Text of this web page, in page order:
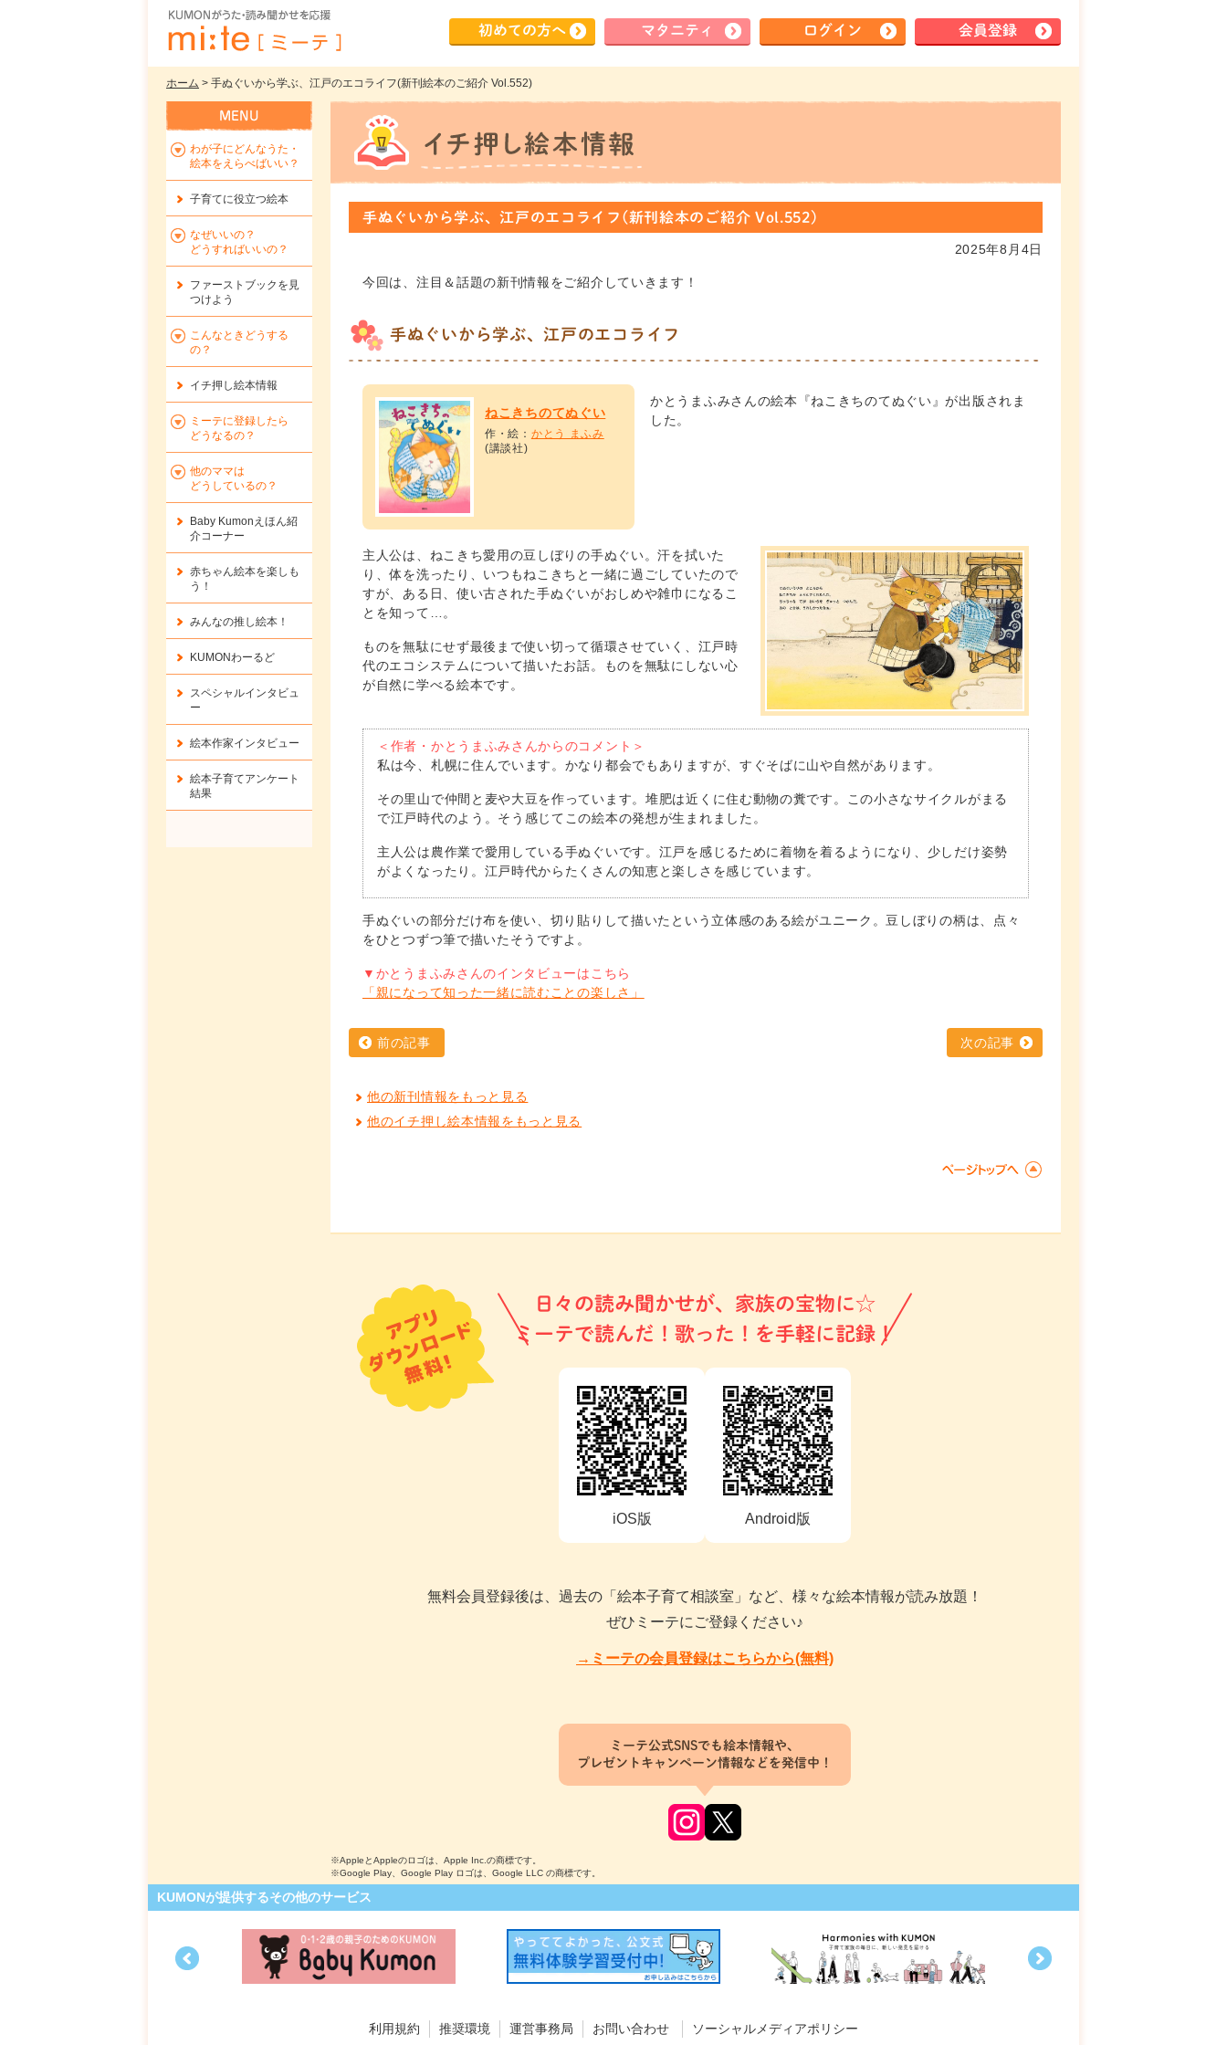
初めての方へ マタ ニティ ログイン 会員登録
ホーム > 手ぬぐいから学ぶ、江戸のエコライフ(新刊絵本のご紹介 Vol.552)
手ぬぐいから学ぶ、江戸のエコライフ(新刊絵本のご紹介 Vol.552)
2025年8月4日
今回は、注目＆話題の新刊情報をご紹介していきます！
手ぬぐいから学ぶ、江戸のエコライフ
ねこきちのてぬぐい
作・絵： かとう まふみ
(講談社)
かとうまふみさんの絵本『ねこきちのてぬぐい』が出版されま
した。
主人公は、ねこきち愛用の豆しぼりの手ぬぐい。汗を拭いた
り、体を洗ったり、いつもねこきちと一緒に過ごしていたので
すが、ある日、使い古された手ぬぐいがおしめや雑巾になるこ
とを知って…。
ものを無駄にせず最後まで使い切って循環させていく、江戸時
代のエコシステムについて描いたお話。ものを無駄にしない心
が自然に学べる絵本です。
＜作者・かとうまふみさんからのコメント＞
私は今、札幌に住んでいます。かなり都会でもありますが、すぐそばに山や自然があります。
その里山で仲間と麦や大豆を作っています。堆肥は近くに住む動物の糞です。この小さなサイクルがまる
で江戸時代のよう。そう感じてこの絵本の発想が生まれました。
主人公は農作業で愛用している手ぬぐいです。江戸を感じるために着物を着るようになり、少しだけ姿勢
がよくなったり。江戸時代からたくさんの知恵と楽しさを感じています。
手ぬぐいの部分だけ布を使い、切り貼りして描いたという立体感のある絵がユニーク。豆しぼりの柄は、点々
をひとつずつ筆で描いたそうですよ。
▼かとうまふみさんのインタビューはこちら
「親になって知った一緒に読むことの楽しさ」
前の記事 次の記事
他の新刊情報をもっと見る
他のイチ押し絵本情報をもっと見る
わが子にどんなうた・
絵本をえらべばいい？
子育てに役立つ絵本
なぜいいの？
どうすればいいの？
ファーストブックを 見
つけよう
こんなときどうする
の？
イチ押し絵本情報
ミーテに登録したら
どうなるの？
他のママは
どうしているの？
Baby Kumonえほん紹
介コーナー
赤ちゃん絵本を楽しも
う！
みんなの推し絵本！
KUMONわーるど
スペシャルインタビュ
ー
絵本作家インタビュー
絵本子育てアンケート
結果
日々の読み聞かせが、家族の宝物に☆
ミーテで読んだ！歌った！を手軽に記録！
iOS版 Android版
無料会員登録後は、過去の「絵本子育て相談室」など、様々な絵本情報が読み放題！
ぜひミーテにご登録ください♪
→ミーテの会員登録はこちらから(無料)
ミーテ公式SNSでも絵本情報や、
プレゼントキャンペーン情報などを発信中！
※AppleとAppleのロゴは、Apple Inc.の商標です。
※Google Play、Google Play ロゴは、Google LLC の商標です。
KUMONが提供するその他のサービス
利用規約 推奨環境 運営事務局 お問い合わせ ソーシャルメディアポリシー